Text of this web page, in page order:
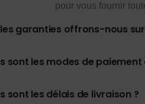
pour vous fournir
garanties offrons-nous
sont les modes de
sont les délais de livraison ?